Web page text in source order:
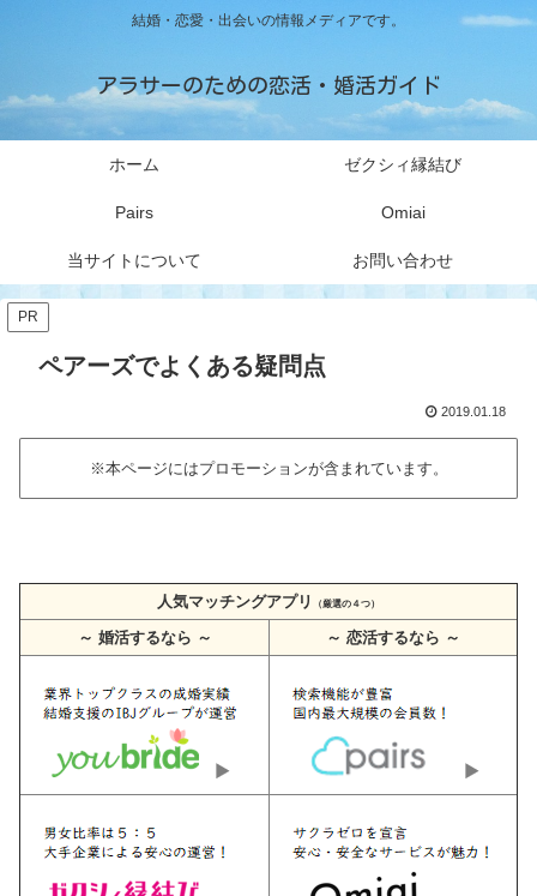
結婚・恋愛・出会いの情報メディアです。
アラサーのための恋活・婚活ガイド
ホーム ゼクシィ縁結び
Pairs Omiai
当サイトについて お問い合わせ
PR
ペアーズでよくある疑問点
2019.01.18
※本ページにはプロモーションが含まれています。
人気マッチングアプリ （厳選の４つ）
～ 婚活するなら ～ ～ 恋活するなら ～